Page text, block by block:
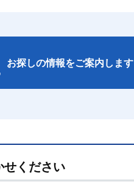
お探しの情報をご案内します
せください